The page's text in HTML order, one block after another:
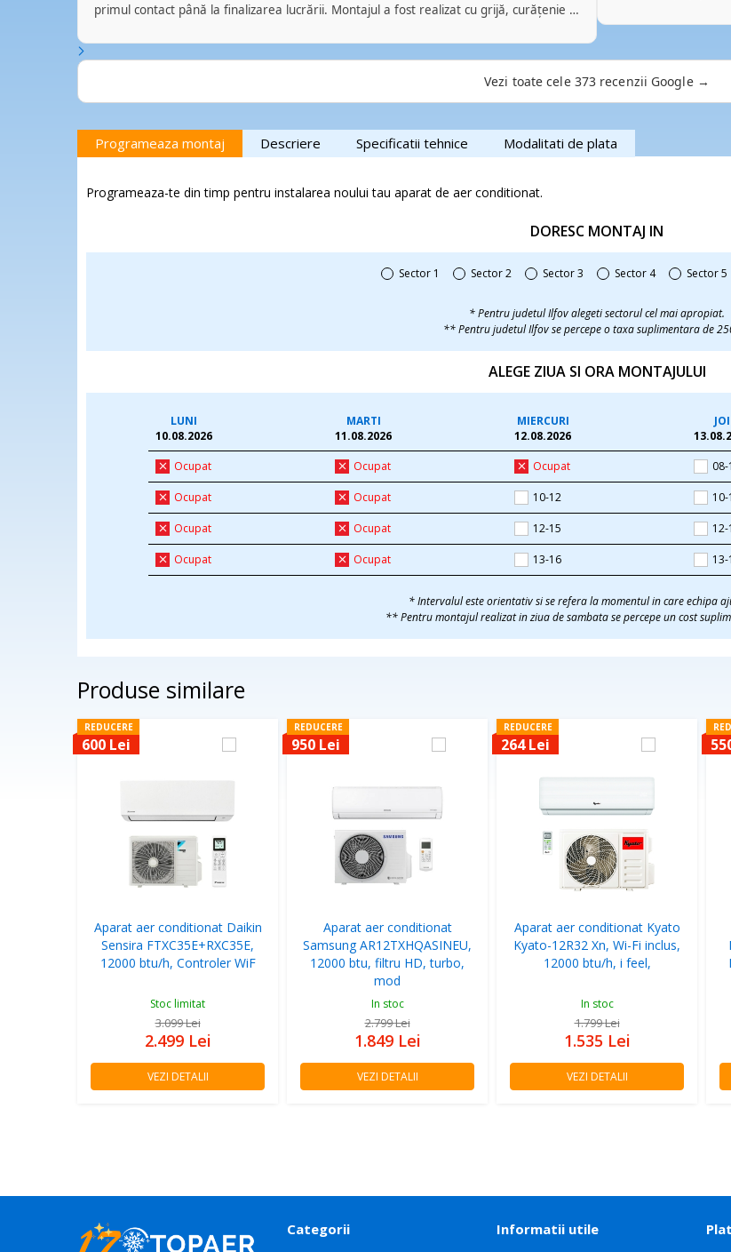
primul contact până la finalizarea lucrării. Montajul a fost realizat cu grijă, curățenie și
fiecărei situații. Se vede experiența și seriozitatea cu care își desfășoară activitatea.
Este reconfortant să găsești profesioniști pe care te poți baza de fiecare dată și pe
care îi poți recomanda fără rezerve. Cu siguranță voi apela din nou la serviciile lor și
în viitor. Mulțumesc pentru colaborarea excelentă și pentru standardele ridicate de
Vezi toate cele 373 recenzii Google →
Programeaza montaj Descriere Specificatii tehnice Modalitati de plata
Programeaza-te din timp pentru instalarea noului tau aparat de aer conditionat.
DORESC MONTAJ IN
Sector 1 Sector 2 Sector 3 Sector 4 Sector 5
* Pentru judetul Ilfov alegeti sectorul cel mai apropiat.
** Pentru judetul Ilfov se percepe o taxa suplimentara de
ALEGE ZIUA SI ORA MONTAJULUI
LUNI
10.08.2026
MARTI
11.08.2026
MIERCURI
12.08.2026
JOI
Ocupat
Ocupat Ocupat
Ocupat Ocupat 10-12
Ocupat Ocupat 12-15 12-
Ocupat Ocupat 13-16
* Intervalul este orientativ si se refera la momentul in care echipa
** Pentru montajul realizat in ziua de sambata se percepe un cost
Produse similare
REDUCERE
600 Lei
Aparat aer conditionat Daikin
Sensira FTXC35E+RXC35E,
12000 btu/h, Controler WiF
Stoc limitat
3.099Lei
2.499 Lei
VEZI DETALII
REDUCERE
950 Lei
Aparat aer conditionat
Samsung AR12TXHQASINEU,
12000 btu, filtru HD, turbo,
mod
In stoc
2.799Lei
1.849 Lei
VEZI DETALII
REDUCERE
264 Lei
Aparat aer conditionat Kyato
Kyato-12R32 Xn, Wi-Fi inclus,
12000 btu/h, i feel,
In stoc
1.799Lei
1.535 Lei
VEZI DETALII
Categorii Informatii utile